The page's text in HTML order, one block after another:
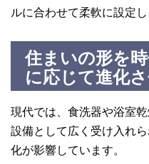
ルに合わせて柔軟に設定
住まいの形を
に応じて進化
現代では、食洗器や浴室
設備として広く受け入れ
化が影響しています。